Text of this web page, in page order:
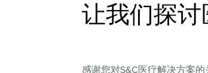
让我们探
感谢您对S&C医疗解决方案